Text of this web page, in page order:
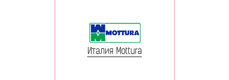
Италия Mottura